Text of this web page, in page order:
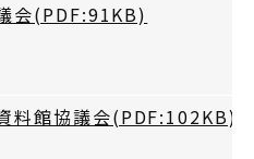
会(PDF:91KB)
料館協議会(PDF:102KB)